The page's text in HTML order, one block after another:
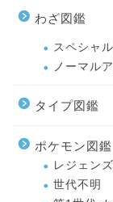
わざ図鑑
スペシャ
ノーマル
タイプ図鑑
ポケモン図鑑
レジェン
世代不明